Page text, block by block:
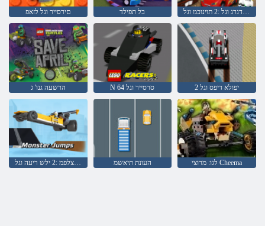
םירסייר וגל לזאפ בל תפילד ירפ דנרג וגל :2 תוינוכמ וגל
הרשעה גנו' ג N 64 סרסייר וגל 2 יפולא דיפס וגל
ץופקל תצלפמ :2 ילש ריעה וגל העונת תיאשמ לגו: מרוצי Cheema